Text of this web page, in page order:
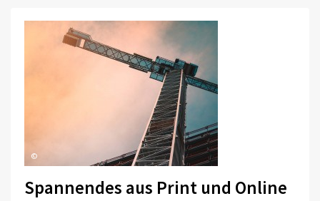
©
Spannendes aus Print und Online